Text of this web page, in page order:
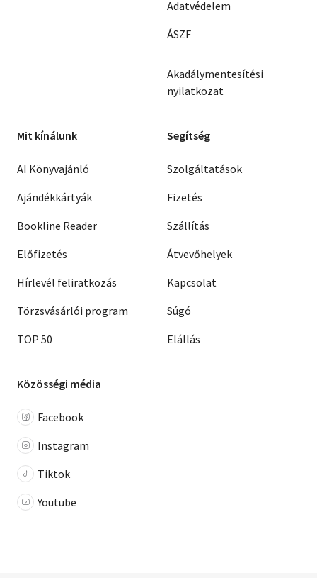
Adatvédelem
ÁSZF
Akadálymentesítési
nyilatkozat
Mit kínálunk
AI Könyvajánló
Ajándékkártyák
Bookline Reader
Előfizetés
Hírlevél feliratkozás
Törzsvásárlói program
TOP 50
Segítség
Szolgáltatások
Fizetés
Szállítás
Átvevőhelyek
Kapcsolat
Súgó
Elállás
Közösségi média
Facebook
Instagram
Tiktok
Youtube